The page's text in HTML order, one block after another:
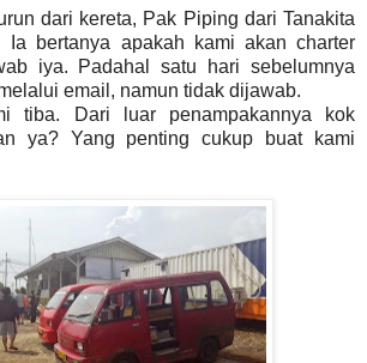
dari kereta, Pak Piping dari Tanakita
Ia bertanya apakah kami akan charter
iya. Padahal satu hari sebelumnya
email, namun tidak dijawab.
tiba. Dari luar penampakannya kok
ya? Yang penting cukup buat kami